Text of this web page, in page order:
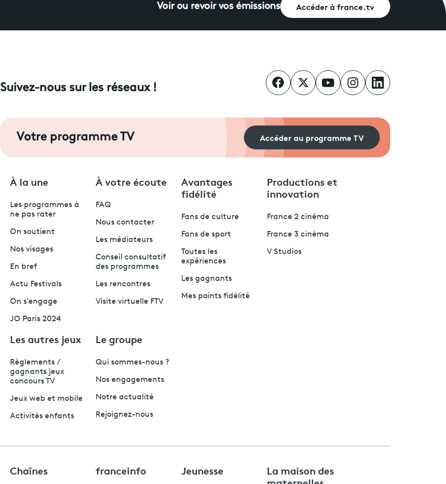
Voir ou revoir vos émissions Accéder à france.tv
Suivez-nous sur les réseaux !
Votre programme TV Accéder au programme TV
À la une
Les programmes à
ne pas rater
On soutient
Nos visages
En bref
Actu Festivals
On s'engage
JO Paris 2024
À votre écoute
FAQ
Nous contacter
Les médiateurs
Conseil consultatif
des programmes
Les rencontres
Visite virtuelle FTV
Avantages
fidélité
Fans de culture
Fans de sport
Toutes les
expériences
Les gagnants
Mes points fidélité
Productions et
innovation
France 2 cinéma
France 3 cinéma
V Studios
Les autres jeux
Règlements /
gagnants jeux
concours TV
Jeux web et mobile
Activités enfants
Le groupe
Qui sommes-nous ?
Nos engagements
Notre actualité
Rejoignez-nous
Chaînes franceinfo Jeunesse
La maison des